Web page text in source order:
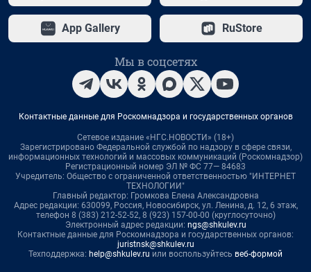
App Gallery RuStore
Мы в соцсетях
Контактные данные для Роскомнадзора и государственных органов
Сетевое издание «НГС.НОВОСТИ» (18+)
Зарегистрировано Федеральной службой по надзору в сфере связи,
информационных технологий и массовых коммуникаций (Роскомнадзор)
Регистрационный номер ЭЛ № ФС 77— 84683
Учредитель: Общество с ограниченной ответственностью "ИНТЕРНЕТ
ТЕХНОЛОГИИ"
Главный редактор: Громкова Елена Александровна
Адрес редакции: 630099, Россия, Новосибирск, ул. Ленина, д. 12, 6 этаж,
телефон 8 (383) 212-52-52, 8 (923) 157-00-00 (круглосуточно)
Электронный адрес редакции: ngs@shkulev.ru
Контактные данные для Роскомнадзора и государственных органов:
juristnsk@shkulev.ru
Техподдержка: help@shkulev.ru или воспользуйтесь веб-формой